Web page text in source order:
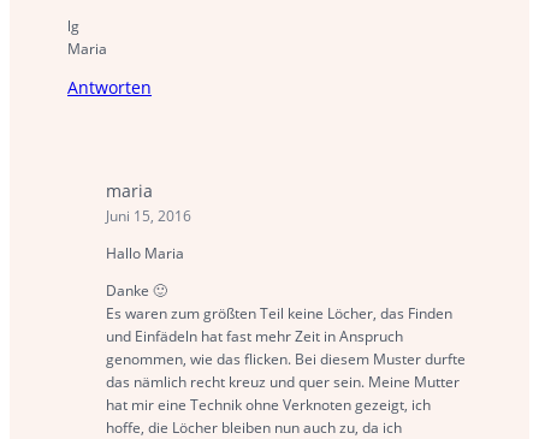
lg
Maria
Antworten
maria
Juni 15, 2016
Hallo Maria
Danke 🙂
Es waren zum größten Teil keine Löcher, das Finden
und Einfädeln hat fast mehr Zeit in Anspruch
genommen, wie das flicken. Bei diesem Muster durfte
das nämlich recht kreuz und quer sein. Meine Mutter
hat mir eine Technik ohne Verknoten gezeigt, ich
hoffe, die Löcher bleiben nun auch zu, da ich